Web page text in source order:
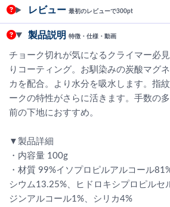
レビュー 最初のレビューで300pt
製品説明 特徴・仕様・動画
チョーク切れが気になるクライマー必
りコーティング。お馴染みの炭酸マグ
カを配合。より水分を吸水します。指
ークの特性がさらに活きます。手数の
前の下地におすすめ。
▼製品詳細
・内容量 100g
・材質 99%イソプロピルアルコール
シウム13.25%、ヒドロキシプロピルセ
ジンアルコール1%、シリカ4%